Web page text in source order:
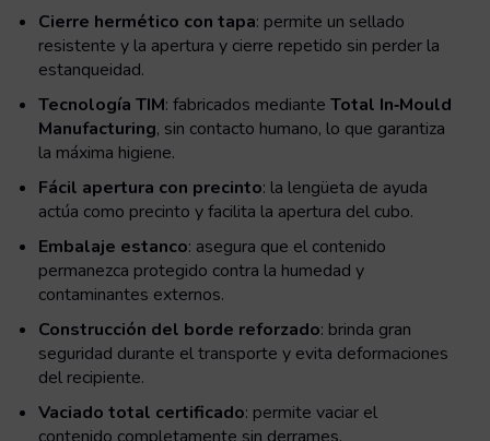
Cierre hermético con tapa: permite un sellado
resistente y la apertura y cierre repetido sin perder la
estanqueidad.
Tecnología TIM: fabricados mediante Total In‑Mould
Manufacturing, sin contacto humano, lo que garantiza
la máxima higiene.
Fácil apertura con precinto: la lengüeta de ayuda
actúa como precinto y facilita la apertura del cubo.
Embalaje estanco: asegura que el contenido
permanezca protegido contra la humedad y
contaminantes externos.
Construcción del borde reforzado: brinda gran
seguridad durante el transporte y evita deformaciones
del recipiente.
Vaciado total certificado: permite vaciar el